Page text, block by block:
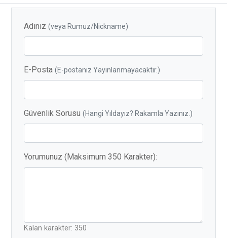
Adınız(veya Rumuz/Nickname)
E-Posta(E-postanız Yayınlanmayacaktır.)
Güvenlik Sorusu(Hangi Yıldayız? Rakamla Yazınız.)
Yorumunuz (Maksimum 350 Karakter):
Kalan karakter: 350